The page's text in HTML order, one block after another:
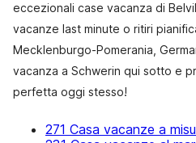
eccezionali case vacanza di
vacanze last minute o ritiri
Mecklenburgo-Pomerania,
vacanza a Schwerin qui sotto e
perfetta oggi stesso!
271 Casa vacanze a